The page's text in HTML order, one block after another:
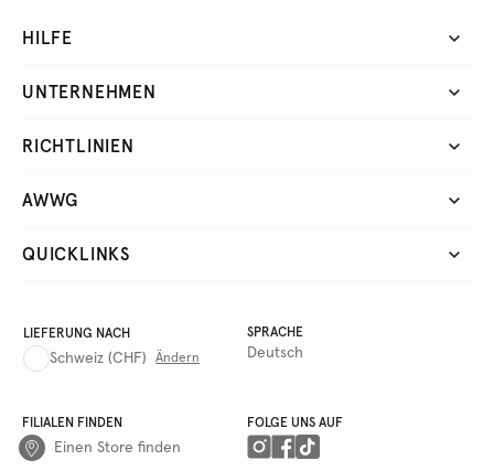
HILFE
UNTERNEHMEN
RICHTLINIEN
AWWG
QUICKLINKS
LIEFERUNG NACH
Schweiz (CHF) Ändern
SPRACHE
Deutsch
FILIALEN FINDEN
Einen Store finden
FOLGE UNS AUF